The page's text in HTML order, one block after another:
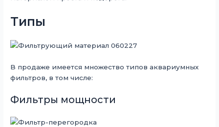
Типы
В продаже имеется множество типов аквариумных
фильтров, в том числе:
Фильтры мощности